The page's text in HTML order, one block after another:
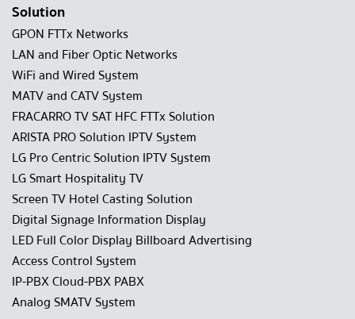
Solution
GPON FTTx Networks
LAN and Fiber Optic Networks
WiFi and Wired System
MATV and CATV System
FRACARRO TV SAT HFC FTTx Solution
ARISTA PRO Solution IPTV System
LG Pro Centric Solution IPTV System
LG Smart Hospitality TV
Screen TV Hotel Casting Solution
Digital Signage Information Display
LED Full Color Display Billboard Advertising
Access Control System
IP-PBX Cloud-PBX PABX
Analog SMATV System